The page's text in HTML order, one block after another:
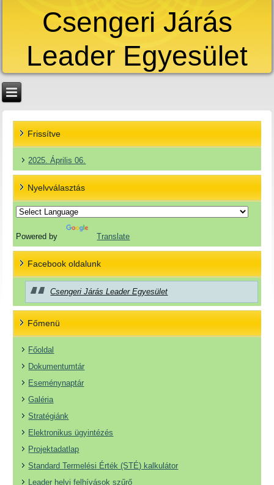
Csengeri Járás
Leader Egyesület
Frissítve
2025. Április 06.
Nyelvválasztás
Powered by Translate
Facebook oldalunk
Csengeri Járás Leader Egyesület
Főmenü
Főoldal
Dokumentumtár
Eseménynaptár
Galéria
Stratégiánk
Elektronikus ügyintézés
Projektadatlap
Standard Termelési Érték (STÉ) kalkulátor
Leader helyi felhívások szűrő